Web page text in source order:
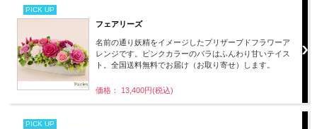
PICK UP
フェアリーズ
名前の通り妖精をイメージしたプリザーブドフラワーア
レンジです。ピンクカラーのバラはふんわり甘いテイス
ト。全国送料無料でお届け（お取り寄せ）します。
価格： 13,400円(税込)
PICK UP